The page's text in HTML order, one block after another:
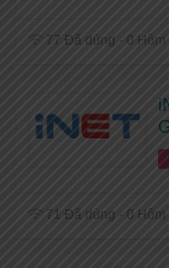
77 Đã dùng - 0 Hôm
71 Đã dùng - 0 Hôm